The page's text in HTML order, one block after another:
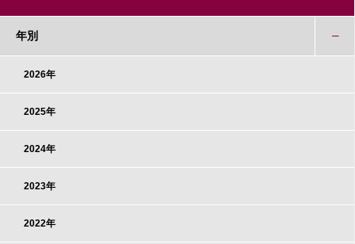
年別
2026年
2025年
2024年
2023年
2022年